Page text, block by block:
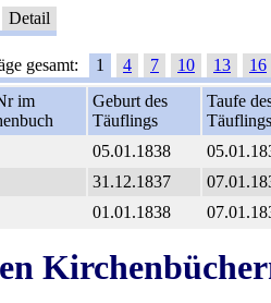
Detail
gesamt: 1 4 7 10 13
16
im
Geburt des
Täuflings
Taufe
Täuflings
05.01.1838
31.12.1837
01.01.1838